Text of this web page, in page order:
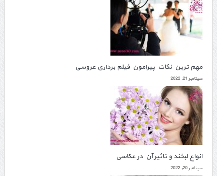
مهم ترین نکات پیرامون فیلم برداری عروسی
سپتامبر 21, 2022
انواع لبخند و تاثیر آن در عکاسی
سپتامبر 20, 2022